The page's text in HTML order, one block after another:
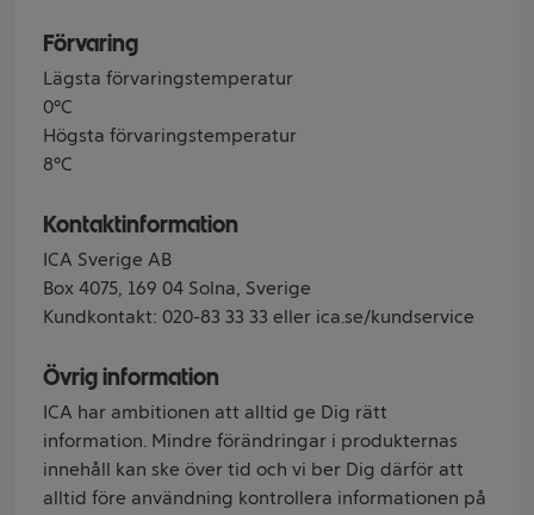
Förvaring
Lägsta förvaringstemperatur
0°C
Högsta förvaringstemperatur
8°C
Kontaktinformation
ICA Sverige AB
Box 4075, 169 04 Solna, Sverige
Kundkontakt: 020-83 33 33 eller ica.se/kundservice
Övrig information
ICA har ambitionen att alltid ge Dig rätt
information. Mindre förändringar i produkternas
innehåll kan ske över tid och vi ber Dig därför att
alltid före användning kontrollera informationen på